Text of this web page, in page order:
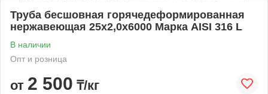
Труба бесшовная горячедеформированная
нержавеющая 25х2,0х6000 Марка AISI 316 L
В наличии
Опт и розница
от 2 500 ₸/кг